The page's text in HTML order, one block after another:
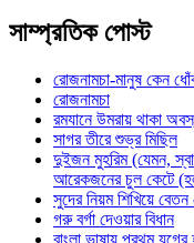
সাম্প্রতিক পোস্ট
রোজনামচা-মানুষ কেন
রোজনামচা
রমযানে উমরায় থাকা
সাগর তীরে শুভ্র মিছিল
দুইজন মুহরিম (যেমন,
আরেকজনের চুল কেটে
সুদের নিয়ম শিখিয়ে বেতন
গরু বর্গা দেওয়ার বিধান